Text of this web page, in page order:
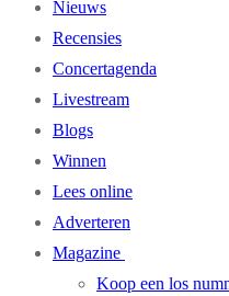
Nieuws
Recensies
Concertagenda
Livestream
Blogs
Winnen
Lees online
Adverteren
Magazine
Koop een los